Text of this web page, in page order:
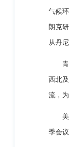
气候
朗克
从丹
西北
流，
季会